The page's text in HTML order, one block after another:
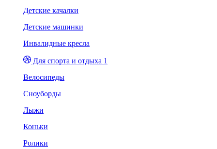
Детские качалки
Детские машинки
Инвалидные кресла
Для спорта и отдыха 1
Велосипеды
Сноуборды
Лыжи
Коньки
Ролики